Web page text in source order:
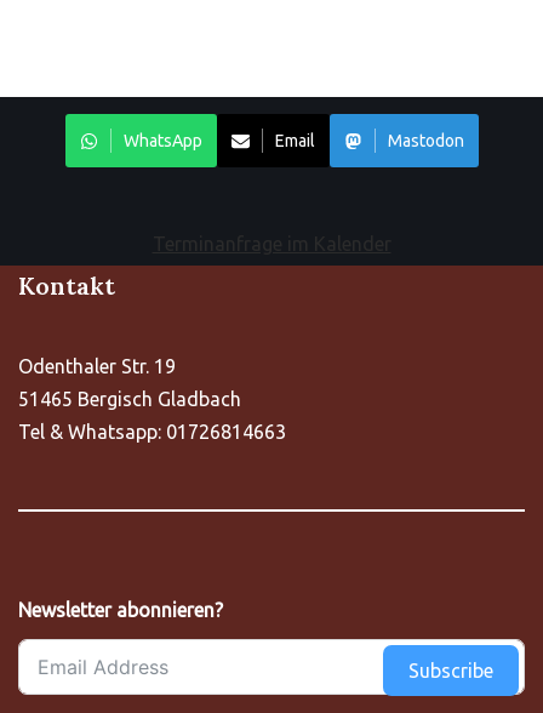
WhatsApp Email Mastodon
Terminanfrage im Kalender
Kontakt
Odenthaler Str. 19
51465 Bergisch Gladbach
Tel & Whatsapp: 01726814663
Newsletter abonnieren?
Subscribe